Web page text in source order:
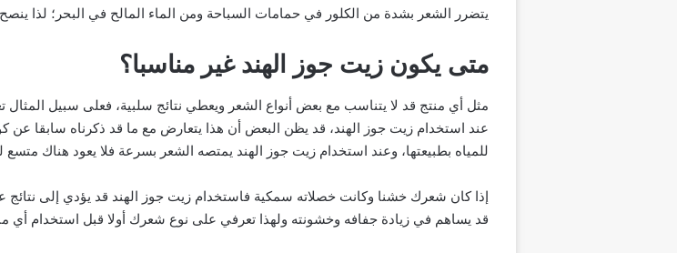
يتضرر الشعر بشدة من الكلور في حمامات السباحة ومن الماء المالح في البحر؛ لذا
متى يكون زيت جوز الهند غير مناسبا؟
مثل أي منتج قد لا يتناسب مع بعض أنواع الشعر ويعطي نتائج سلبية، فعلى سبيل
عند استخدام زيت جوز الهند، قد يظن البعض أن هذا يتعارض مع ما قد ذكرناه سابقا
للمياه بطبيعتها، وعند استخدام زيت جوز الهند يمتصه الشعر بسرعة فلا يعود هناك
إذا كان شعرك خشنا وكانت خصلاته سمكية فاستخدام زيت جوز الهند قد يؤدي إلى نتائج
قد يساهم في زيادة جفافه وخشونته ولهذا تعرفي على نوع شعرك أولا قبل استخدام أي